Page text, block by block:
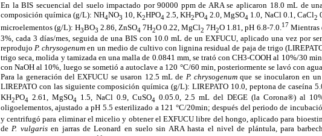
En la BIS secuencial del suelo impactado por 90000 ppm de ARA se aplicaron 18.0 mL de
composición química (g/L): NH4NO3 10, K2HPO4 2.5, KH2PO4 2.0, MgSO4 1.0, NaCl 0.1, CaCl2
microelementos (g/L): H3BO3 2.86, ZnSO4 7H2O 0.22, MgCl2 7H2O 1.81, pH 6.8-7.0.17 Mientras
3%, cada 3 días/mes, seguida de una BIS con 10.0 mL de un EXFUCU, aplicado una vez por
reprodujo P. chrysogenumen un medio de cultivo con lignina residual de paja de trigo
trigo seca, molida y tamizada en una malla de 0.0841 mm, se trató con CH3-COOH al 10%/30
con NaOH al 10%, luego se sometió a autoclave a 120 °C/60 min, posteriormente se lavó con
Para la generación del EXFUCU se usaron 12.5 mL de P. chrysogenumque se inocularon en
LIREPATO con las siguiente composición química (g/L): LIREPATO 10.0, peptona de caseína
KH2PO4 2.61, MgSO4 1.5, NaCl 0.9, CuSO4 0.05.0, 2.5 mL del DEGE (la Corona®) al
oligoelementos, ajustado a pH 5.5 esterilizado a 121 °C/20min; después del periodo de
y centrifugó para eliminar el micelio y obtener el EXFUCU libre del hongo, aplicado para
deP. vulgarisen jarras de Leonard en suelo sin ARA hasta el nivel de plántula, para